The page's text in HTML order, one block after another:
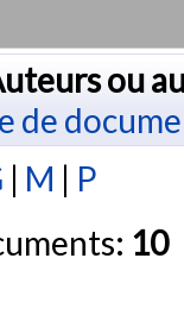
ou
de
| M | P
10